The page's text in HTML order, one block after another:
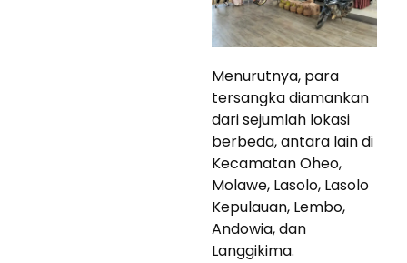
Menurutnya, para
tersangka diamankan
dari sejumlah lokasi
berbeda, antara lain di
Kecamatan Oheo,
Molawe, Lasolo, Lasolo
Kepulauan, Lembo,
Andowia, dan
Langgikima.